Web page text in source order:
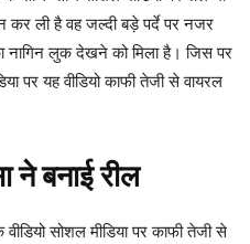
कर ली है वह जल्दी बड़े पर्दे पर नजर
नागिन लुक देखने को मिला है। जिस पर
पर यह वीडियो काफी तेजी से वायरल
ने बनाई रील
सोशल मीडिया पर काफी तेजी से